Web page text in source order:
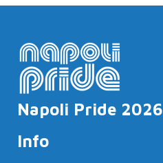
Napoli Pride 2026
Info